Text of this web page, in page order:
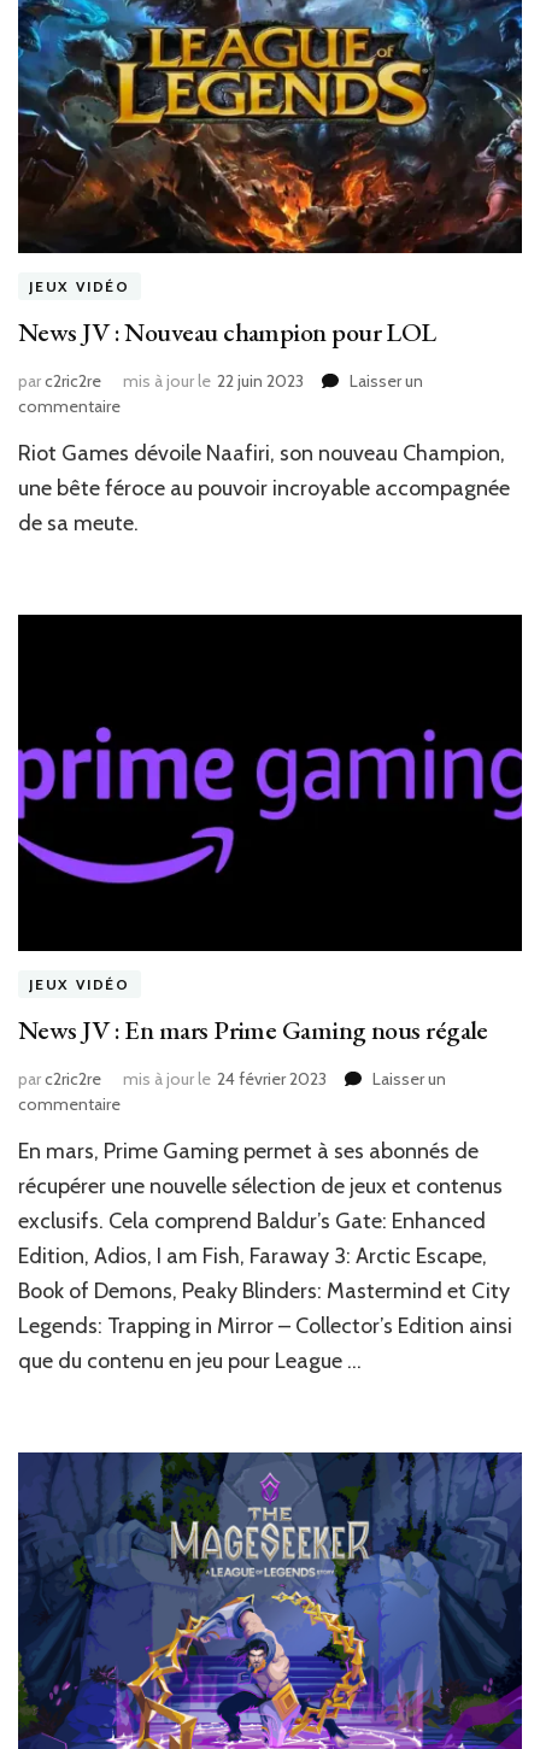
JEUX VIDÉO
News JV : Nouveau champion pour LOL
parc2ric2re mis à jour le 22 juin 2023
Laisser un
commentairesur
JV
:
champion
Riot Games dévoile Naafiri, son nouveau Champion,
une bête féroce au pouvoir incroyable accompagnée
de sa meute.
JEUX VIDÉO
News JV : En mars Prime Gaming nous régale
parc2ric2re mis à jour le 24 février 2023
Laisser un
commentairesur
JV
:
mars
Prime
nous
régale
En mars, Prime Gaming permet à ses abonnés de
récupérer une nouvelle sélection de jeux et contenus
exclusifs. Cela comprend Baldur’s Gate: Enhanced
Edition, Adios, I am Fish, Faraway 3: Arctic Escape,
Book of Demons, Peaky Blinders: Mastermind et City
Legends: Trapping in Mirror – Collector’s Edition ainsi
que du contenu en jeu pour League …